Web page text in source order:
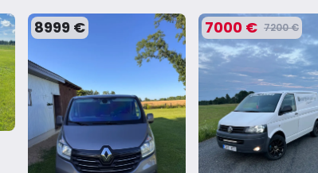
8999 € 7000 € 7200 €